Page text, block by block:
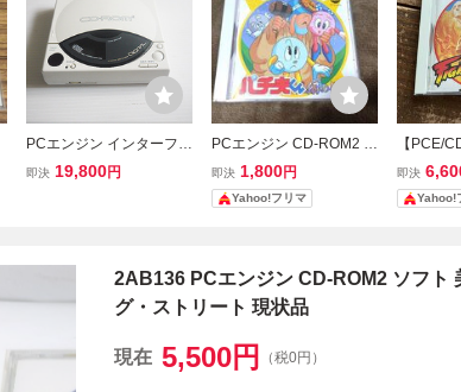
PCエンジン インターフェ
イス CD ROM2 ギア交換
即決 19,800円
PCエンジン CD-ROM2 パ
チ夫くん 幻の伝説
即決 1,800円
Yahoo!フリマ
【PCE/
ンジンソ
ング・ス
未確認】
即決
Yahoo!
2AB136 PCエンジン CD-ROM2 ソフト
グ・ストリート 現状品
現在 5,500円 （税0円）